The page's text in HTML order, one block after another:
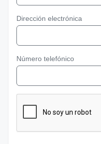
Dirección electrónica
Número telefónico